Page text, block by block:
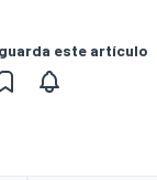
este artículo